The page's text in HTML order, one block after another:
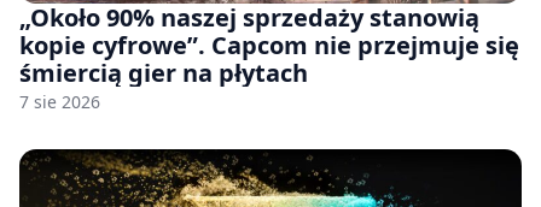
„Około 90% naszej sprzedaży stanowią
kopie cyfrowe”. Capcom nie przejmuje się
śmiercią gier na płytach
7 sie 2026